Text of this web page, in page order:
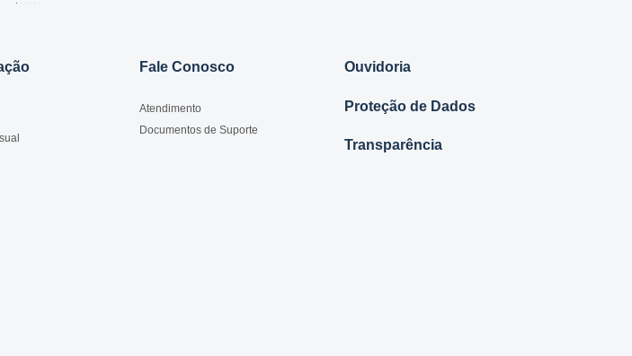
Fale Conosco
Atendimento
Documentos de Suporte
Ouvidoria
Proteção de Dados
Transparência